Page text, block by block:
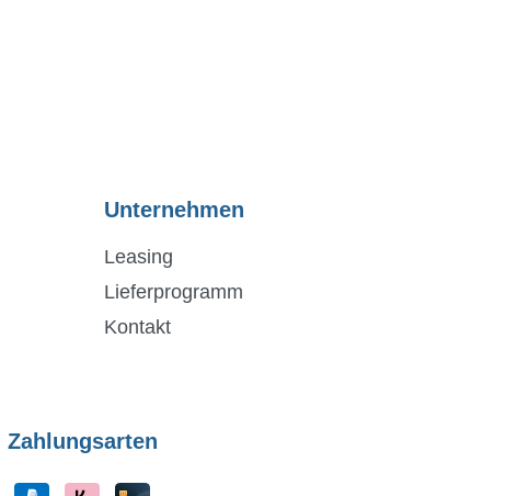
Unternehmen
Leasing
Lieferprogramm
Kontakt
Zahlungsarten